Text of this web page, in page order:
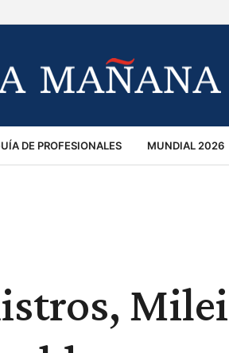
DE PROFESIONALES MUNDIAL 2026